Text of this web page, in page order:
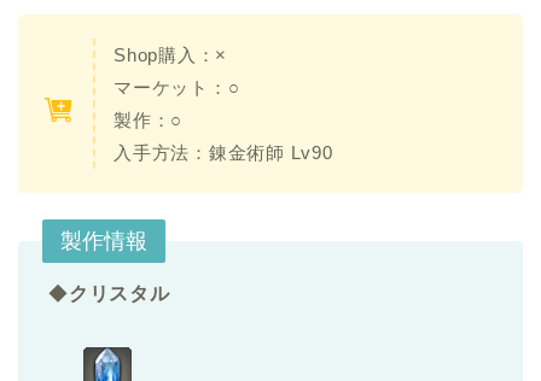
Shop購入：×
マーケット：○
製作：○
入手方法：錬金術師 Lv90
製作情報
◆クリスタル